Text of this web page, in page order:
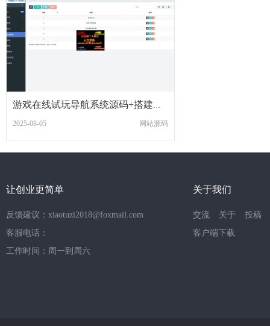
2025-08-05 网站源码
让创业更简单
反馈建议：xiaotuzi2018@foxmail.com
客服电话：
工作时间：周一到周六
关于我们
交流 关于
投稿
客户端下载